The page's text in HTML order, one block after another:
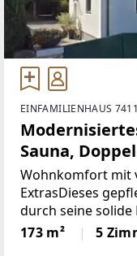
EINFAMILIENHAUS
Sauna,
und
Lage
Wohnkomfort mit
ExtrasDieses
durch seine solide
Modernisierungen
umfangreiche
173 m² 5